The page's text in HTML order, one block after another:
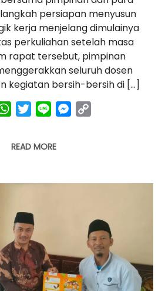
persiapan menyusun
kerja menjelang dimulainya
perkuliahan setelah masa
rapat tersebut, pimpinan
seluruh dosen
kegiatan bersih-bersih di […]
whatsapp
twitterline messenger
READ MORE